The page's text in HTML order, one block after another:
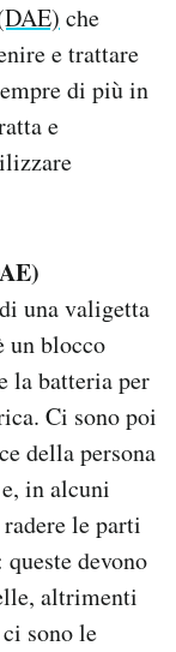
che
e trattare
di più in
e
una valigetta
un blocco
la batteria per
Ci sono poi
della persona
in alcuni
le parti
devono
altrimenti
sono le